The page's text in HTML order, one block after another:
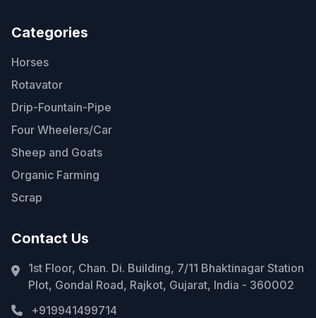
Categories
Horses
Rotavator
Drip-Fountain-Pipe
Four Wheelers/Car
Sheep and Goats
Organic Farming
Scrap
Contact Us
1st Floor, Chan. Di. Building, 7/11 Bhaktinagar Station
Plot, Gondal Road, Rajkot, Gujarat, India - 360002
+919941499714